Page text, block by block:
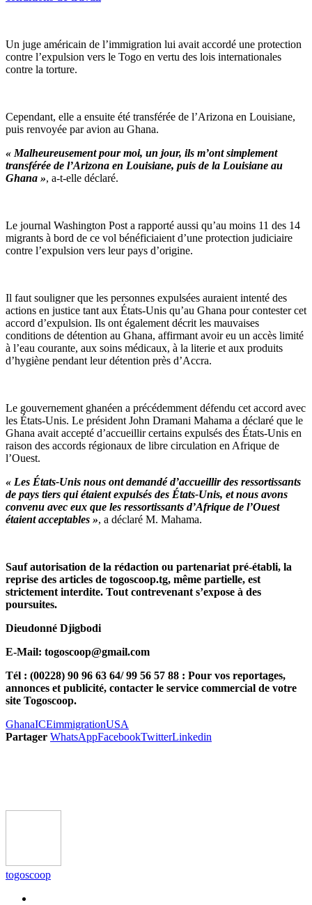
Un juge américain de l’immigration lui avait accordé une protection
contre l’expulsion vers le Togo en vertu des lois internationales
contre la torture.
Cependant, elle a ensuite été transférée de l’Arizona en Louisiane,
puis renvoyée par avion au Ghana.
« Malheureusement pour moi, un jour, ils m’ont simplement
transférée de l’Arizona en Louisiane, puis de la Louisiane au
Ghana », a-t-elle déclaré.
Le journal Washington Post a rapporté aussi qu’au moins 11 des 14
migrants à bord de ce vol bénéficiaient d’une protection judiciaire
contre l’expulsion vers leur pays d’origine.
Il faut souligner que les personnes expulsées auraient intenté des
actions en justice tant aux États-Unis qu’au Ghana pour contester cet
accord d’expulsion. Ils ont également décrit les mauvaises
conditions de détention au Ghana, affirmant avoir eu un accès limité
à l’eau courante, aux soins médicaux, à la literie et aux produits
d’hygiène pendant leur détention près d’Accra.
Le gouvernement ghanéen a précédemment défendu cet accord avec
les États-Unis. Le président John Dramani Mahama a déclaré que le
Ghana avait accepté d’accueillir certains expulsés des États-Unis en
raison des accords régionaux de libre circulation en Afrique de
l’Ouest.
« Les États-Unis nous ont demandé d’accueillir des ressortissants
de pays tiers qui étaient expulsés des États-Unis, et nous avons
convenu avec eux que les ressortissants d’Afrique de l’Ouest
étaient acceptables », a déclaré M. Mahama.
Sauf autorisation de la rédaction ou partenariat pré-établi, la
reprise des articles de togoscoop.tg, même partielle, est
strictement interdite. Tout contrevenant s’expose à des
poursuites.
Dieudonné Djigbodi
E-Mail: togoscoop@gmail.com
Tél : (00228) 90 96 63 64/ 99 56 57 88 : Pour vos reportages,
annonces et publicité, contacter le service commercial de votre
site Togoscoop.
GhanaICEimmigrationUSA
Partager WhatsAppFacebookTwitterLinkedin
togoscoop